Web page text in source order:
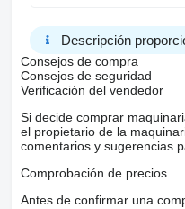
Descripción
Consejos de compra
Consejos de seguridad
Verificación del vendedor
Si decide comprar
el propietario de la
comentarios y sugerencias
Comprobación de precios
Antes de confirmar una